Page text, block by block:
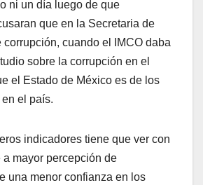
ni un día luego de que
que en la Secretaria de
corrupción, cuando el IMCO daba
sobre la corrupción en el
el Estado de México es de los
el país.
indicadores tiene que ver con
mayor percepción de
una menor confianza en los